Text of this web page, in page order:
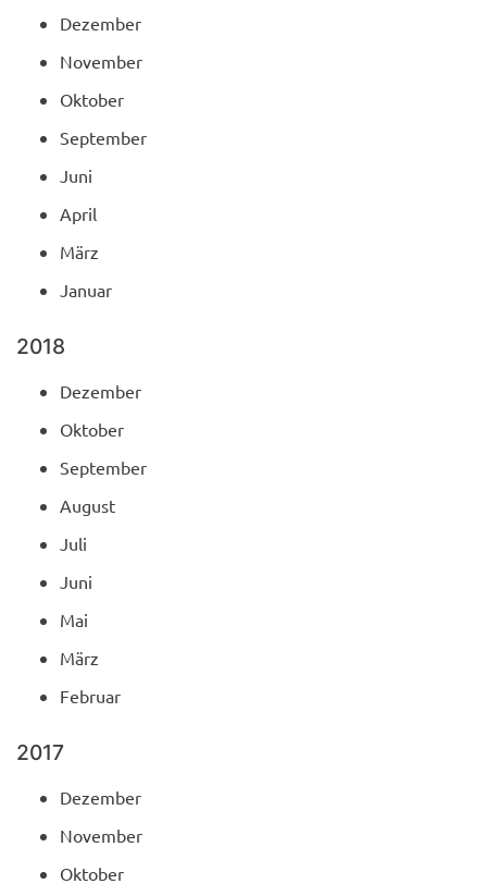
Dezember
November
Oktober
September
Juni
April
März
Januar
2018
Dezember
Oktober
September
August
Juli
Juni
Mai
März
Februar
2017
Dezember
November
Oktober